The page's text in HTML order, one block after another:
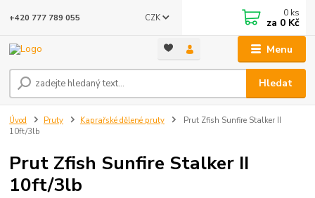
Menu
CZK
Hledat
+420 777 789 055 0 ks
za 0 Kč
Úvod Pruty Kaprařské dělené pruty
Prut Zfish Sunfire Stalker II
10ft/3lb
Prut Zfish Sunfire Stalker II
10ft/3lb